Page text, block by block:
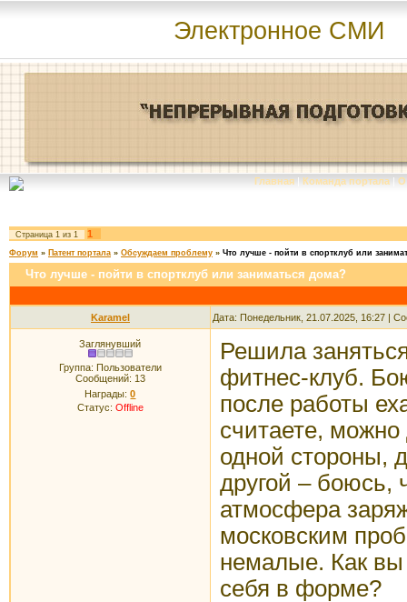
Электронное СМИ
Главная | Команда портала | О
Страница 1 из 1 1
Форум » Патент портала » Обсуждаем проблему » Что лучше - пойти в спортклуб или
Что лучше - пойти в спортклуб или заниматься дома?
Karamel Дата: Понедельник, 21.07.2025, 16:27 |
Заглянувший
Группа: Пользователи
Сообщений: 13
Награды:0
Статус: Offline
Решила
фитнес-клуб.
после работы
считаете,
одной стороны,
другой – боюсь,
атмосфера
московским
немалые. Как вы
себя в форме?